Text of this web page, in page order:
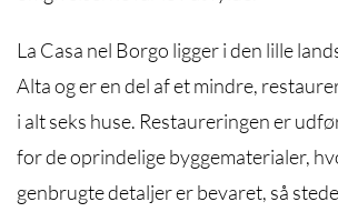
La Casa nel Borgo ligger i den lille
Alta og er en del af et mindre,
i alt seks huse. Restaureringen er
for de oprindelige byggematerialer,
genbrugte detaljer er bevaret, så